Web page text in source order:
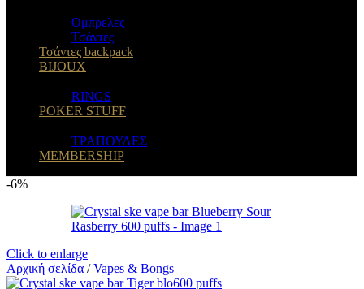
Oμπρελες
Τσάντες
Τσάντες backpack
BIJOUX
RINGS
POKER STUFF
ΤΡΑΠΟΥΛΕΣ
MEMBERSHIP
-6%
Click to enlarge
Αρχική σελίδα / Vapes & Bongs